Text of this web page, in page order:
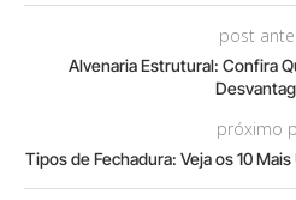
post
Alvenaria Estrutural: Confira
próximo
Tipos de Fechadura: Veja os 10